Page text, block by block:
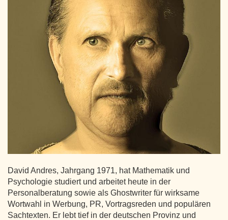
David Andres, Jahrgang 1971, hat Mathematik und
Psychologie studiert und arbeitet heute in der
Personalberatung sowie als Ghostwriter für wirksame
Wortwahl in Werbung, PR, Vortragsreden und populären
Sachtexten. Er lebt tief in der deutschen Provinz und